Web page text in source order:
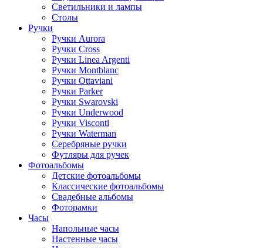
Светильники и лампы
Столы
Ручки
Ручки Aurora
Ручки Cross
Ручки Linea Argenti
Ручки Montblanc
Ручки Ottaviani
Ручки Parker
Ручки Swarovski
Ручки Underwood
Ручки Visconti
Ручки Waterman
Серебряные ручки
Футляры для ручек
Фотоальбомы
Детские фотоальбомы
Классические фотоальбомы
Свадебные альбомы
Фоторамки
Часы
Напольные часы
Настенные часы